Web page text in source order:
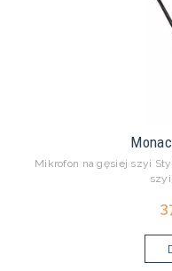
Mikrofon na gęsiej szyi